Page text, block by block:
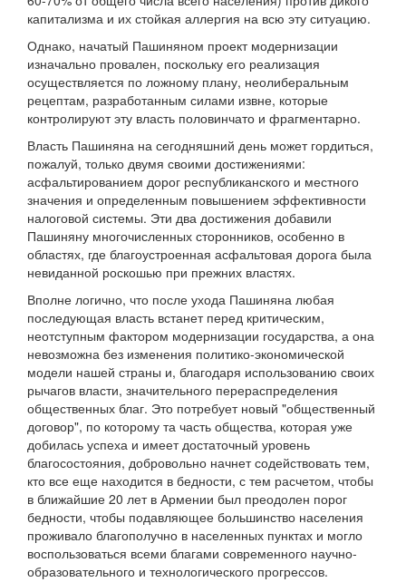
капитализма и их стойкая аллергия на всю эту ситуацию.
Однако, начатый Пашиняном проект модернизации
изначально провален, поскольку его реализация
осуществляется по ложному плану, неолиберальным
рецептам, разработанным силами извне, которые
контролируют эту власть половинчато и фрагментарно.
Власть Пашиняна на сегодняшний день может гордиться,
пожалуй, только двумя своими достижениями:
асфальтированием дорог республиканского и местного
значения и определенным повышением эффективности
налоговой системы. Эти два достижения добавили
Пашиняну многочисленных сторонников, особенно в
областях, где благоустроенная асфальтовая дорога была
невиданной роскошью при прежних властях.
Вполне логично, что после ухода Пашиняна любая
последующая власть встанет перед критическим,
неотступным фактором модернизации государства, а она
невозможна без изменения политико-экономической
модели нашей страны и, благодаря использованию своих
рычагов власти, значительного перераспределения
общественных благ. Это потребует новый "общественный
договор", по которому та часть общества, которая уже
добилась успеха и имеет достаточный уровень
благосостояния, добровольно начнет содействовать тем,
кто все еще находится в бедности, с тем расчетом, чтобы
в ближайшие 20 лет в Армении был преодолен порог
бедности, чтобы подавляющее большинство населения
проживало благополучно в населенных пунктах и могло
воспользоваться всеми благами современного научно-
образовательного и технологического прогрессов.